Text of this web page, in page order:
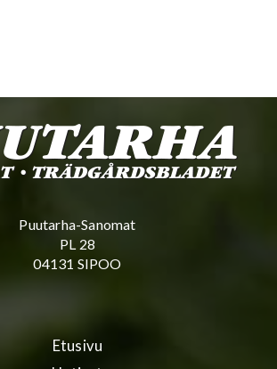
Puutarha-Sanomat
PL 28
04131 SIPOO
Etusivu